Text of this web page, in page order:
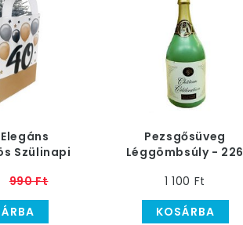
Szülinapi
990 Ft
Pezsgősüveg
Léggömbsúly - 226
1 100 Ft
KOSÁRBA